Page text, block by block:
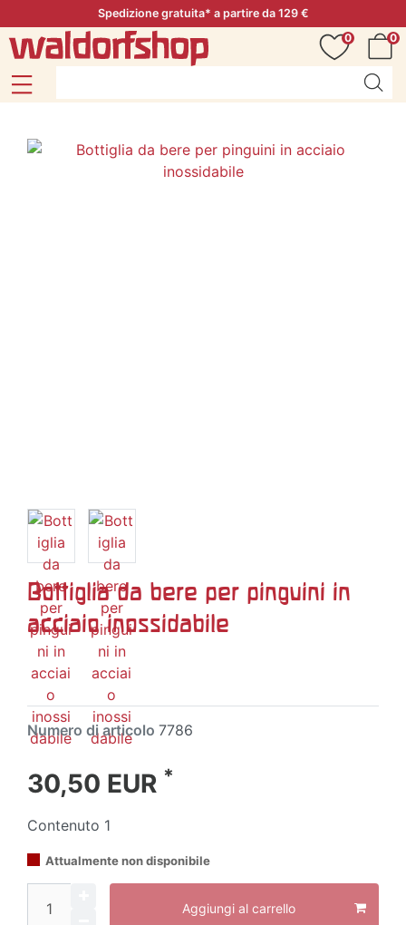
Spedizione gratuita* a partire da 129 €
0
0
Bottiglia da bere per pinguini in
acciaio inossidabile
Numero di articolo 7786
30,50 EUR *
Contenuto 1
Attualmente non disponibile
Aggiungi al carrello